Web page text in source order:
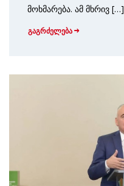
მოხმარება. ამ მხრივ […]
გაგრძელება